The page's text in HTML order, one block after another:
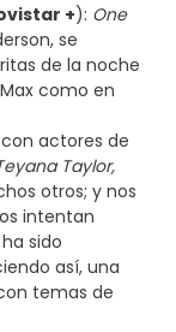
+): One
se
de la noche
como en
actores de
Taylor,
otros; y nos
intentan
sido
así, una
temas de